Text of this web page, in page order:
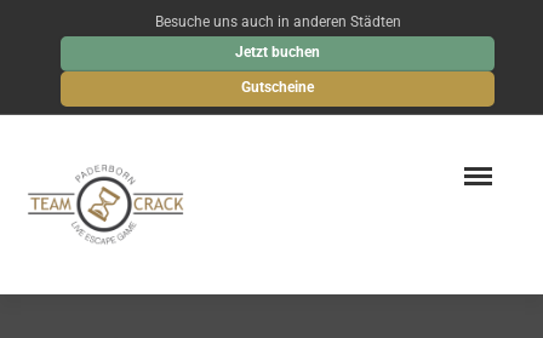
Besuche uns auch in anderen Städten
Jetzt buchen
Gutscheine